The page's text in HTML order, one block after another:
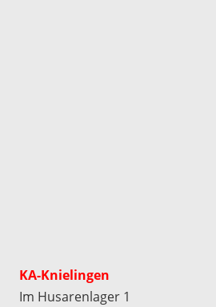
KA-Knielingen
Im Husarenlager 1